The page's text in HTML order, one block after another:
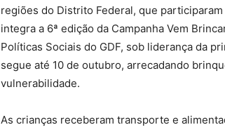
regiões do Distrito Federal, que
integra a 6ª edição da Campanha Vem
Políticas Sociais do GDF, sob liderança da
segue até 10 de outubro, arrecadando
vulnerabilidade.
As crianças receberam transporte e